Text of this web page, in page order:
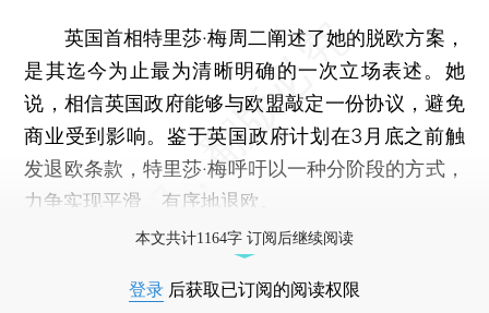
英国首相特里莎·梅周二阐述了她的脱欧方案，
是其迄今为止最为清晰明确的一次立场表述。她
说，相信英国政府能够与欧盟敲定一份协议，避免
商业受到影响。鉴于英国政府计划在3月底之前触
发退欧条款，特里莎·梅呼吁以一种分阶段的方式，
力争实现平滑、有序地退欧。
本文共计1164字 订阅后继续阅读
登录 后获取已订阅的阅读权限